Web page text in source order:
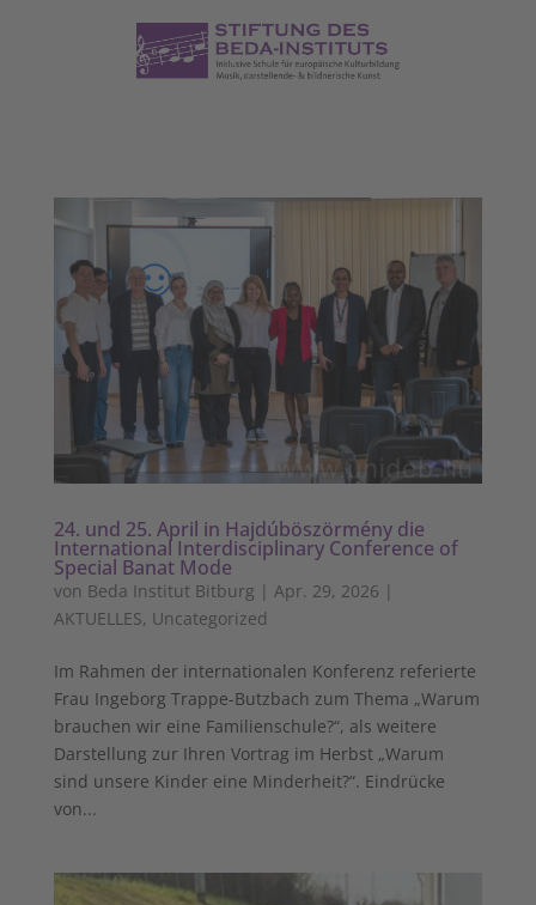
24. und 25. April in Hajdúböszörmény die
International Interdisciplinary Conference of
Special Banat Mode
von Beda Institut Bitburg | Apr. 29, 2026 |
AKTUELLES, Uncategorized
Im Rahmen der internationalen Konferenz referierte
Frau Ingeborg Trappe-Butzbach zum Thema „Warum
brauchen wir eine Familienschule?“, als weitere
Darstellung zur Ihren Vortrag im Herbst „Warum
sind unsere Kinder eine Minderheit?“. Eindrücke
von...